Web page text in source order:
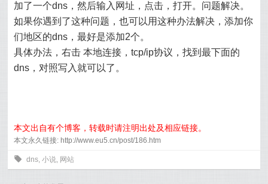
加了一个dns，然后输入网址，点击，打开。问题解决。
如果你遇到了这种问题，也可以用这种办法解决，添加你
们地区的dns，最好是添加2个。
具体办法，右击 本地连接，tcp/ip协议，找到最下面的
dns，对照写入就可以了。
本文出自有个博客，转载时请注明出处及相应链接。
本文永久链接: http://www.eu5.cn/post/186.htm
0 dns,小说, 网站